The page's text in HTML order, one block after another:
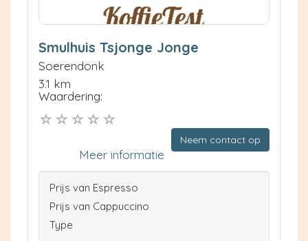
Smulhuis Tsjonge Jonge
Soerendonk
3.1 km
Waardering:
Neem contact op
Meer informatie
Prijs van Espresso
Prijs van Cappuccino
Type